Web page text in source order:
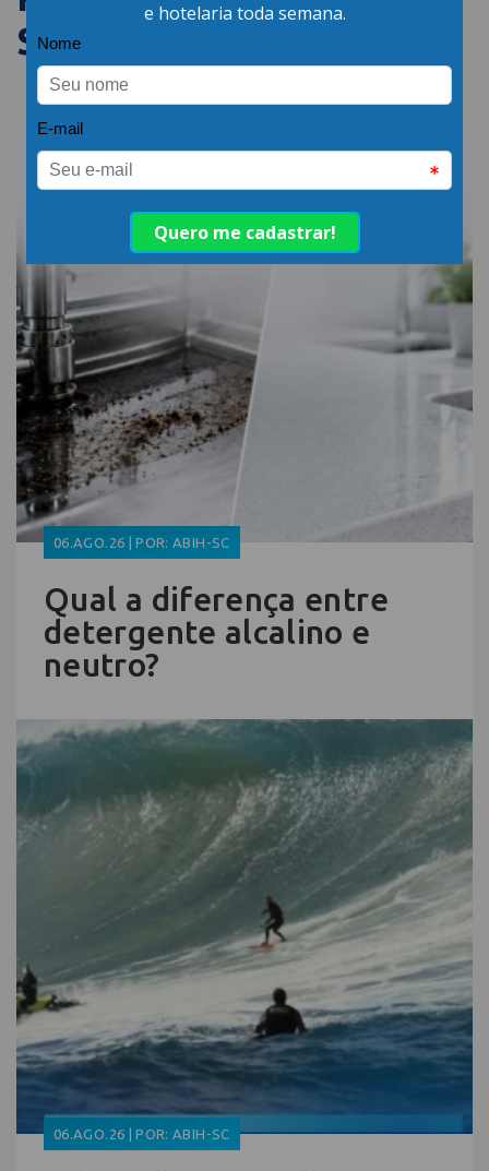
SEMELHANTES
06.AGO.26 | POR: ABIH-SC
Qual a diferença entre
detergente alcalino e
neutro?
06.AGO.26 | POR: ABIH-SC